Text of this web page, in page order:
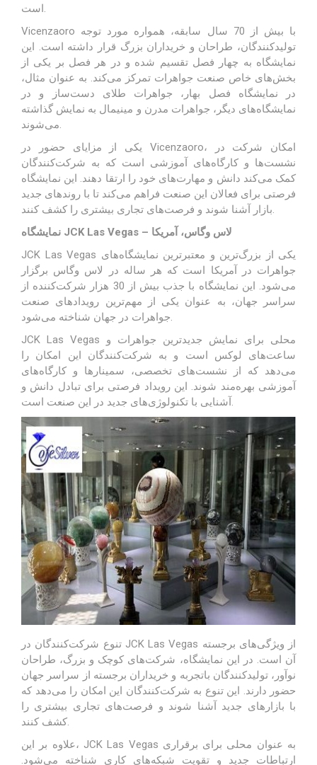
Vicenzaoro با بیش از 70 سال سابقه، همواره مورد توجه
تولیدکنندگان، طراحان و خریداران بزرگ قرار داشته است. این
نمایشگاه به چهار فصل تقسیم شده و در هر فصل بر یکی از
بخش‌های خاص صنعت جواهرات تمرکز می‌کند. به عنوان مثال،
در نمایشگاه فصل بهار، جواهرات طلای دست‌ساز و در
نمایشگاه‌های دیگر، جواهرات مدرن و مینیمال به نمایش گذاشته
یکی از مزایای حضور در Vicenzaoro، امکان شرکت در
نشست‌ها و کارگاه‌های آموزشی است که به شرکت‌کنندگان
کمک می‌کند دانش و مهارت‌های خود را ارتقا دهند. این نمایشگاه
فرصتی برای فعالان این صنعت فراهم می‌کند تا با روندهای جدید
نمایشگاه JCK Las Vegas – لاس وگاس، آمریکا
JCK Las Vegas یکی از بزرگ‌ترین و معتبرترین نمایشگاه‌های
جواهرات در آمریکا است که هر ساله در لاس وگاس برگزار
می‌شود. این نمایشگاه با جذب بیش از 30 هزار شرکت‌کننده از
سراسر جهان، به عنوان یکی از مهم‌ترین رویدادهای صنعت
JCK Las Vegas محلی برای نمایش جدیدترین جواهرات و
ساعت‌های لوکس است و به شرکت‌کنندگان این امکان را
می‌دهد که از نشست‌های تخصصی، سمینارها و کارگاه‌های
آموزشی بهره‌مند شوند. این رویداد فرصتی برای تبادل دانش و
تنوع شرکت‌کنندگان در JCK Las Vegas از ویژگی‌های برجسته
آن است. در این نمایشگاه، شرکت‌های کوچک و بزرگ، طراحان
نوآور، تولیدکنندگان باتجربه و خریداران برجسته از سراسر جهان
حضور دارند. این تنوع به شرکت‌کنندگان این امکان را می‌دهد که
با بازارهای جدید آشنا شوند و فرصت‌های تجاری بیشتری را
علاوه بر این، JCK Las Vegas به عنوان محلی برای برقراری
ارتباطات جدید و تقویت شبکه‌های کاری شناخته می‌شود.